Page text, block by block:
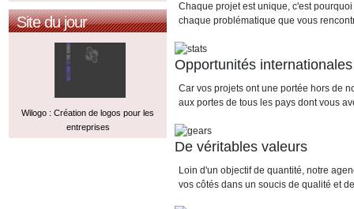
Site du jour
Wilogo : Création de logos pour les
entreprises
Chaque projet est unique, c'est
chaque problématique que vous
Opportunités internationales
Car vos projets ont une portée hors de
aux portes de tous les pays dont vous
De véritables valeurs
Loin d'un objectif de quantité, notre
vos côtés dans un soucis de qualité et